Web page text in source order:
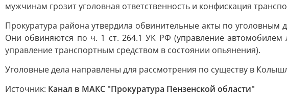
мужчинам грозит уголовная ответственность и конфискация
Прокуратура района утвердила обвинительные акты по уголовным
Они обвиняются по ч. 1 ст. 264.1 УК РФ (управление
управление транспортным средством в состоянии опьянения).
Уголовные дела направлены для рассмотрения по существу в
Источник: Канал в МАКС "Прокуратура Пензенской области"